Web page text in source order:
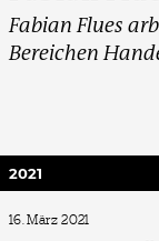
Fabian Flues
Bereichen
2021
16. März 2021